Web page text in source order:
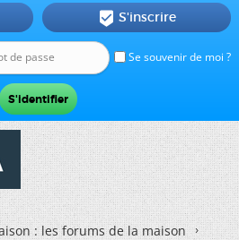
Se souvenir de moi ?
 S'inscrire
: les forums de la maison